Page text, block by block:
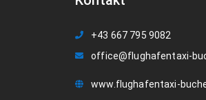
+43 667 795 9082
office@flughafentaxi-
www.flughafentaxi-